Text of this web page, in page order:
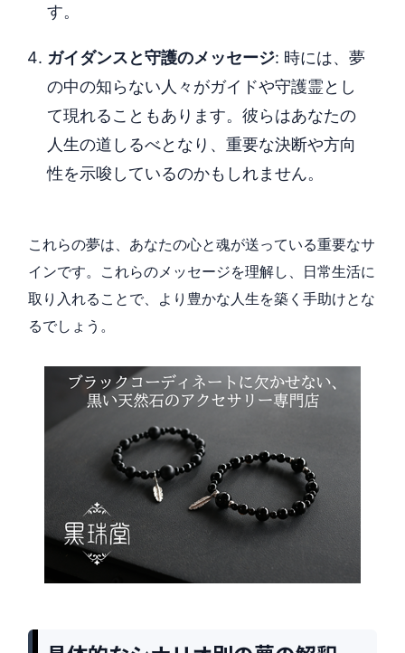
す。
ガイダンスと守護のメッセージ: 時には、夢
の中の知らない人々がガイドや守護霊とし
て現れることもあります。彼らはあなたの
人生の道しるべとなり、重要な決断や方向
性を示唆しているのかもしれません。
これらの夢は、あなたの心と魂が送っている重要なサ
インです。これらのメッセージを理解し、日常生活に
取り入れることで、より豊かな人生を築く手助けとな
るでしょう。